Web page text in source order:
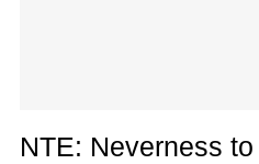
NTE: Neverness